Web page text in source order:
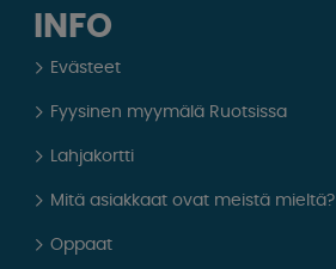
INFO
Evästeet
Fyysinen myymälä Ruotsissa
Lahjakortti
Mitä asiakkaat ovat meistä mieltä?
Oppaat